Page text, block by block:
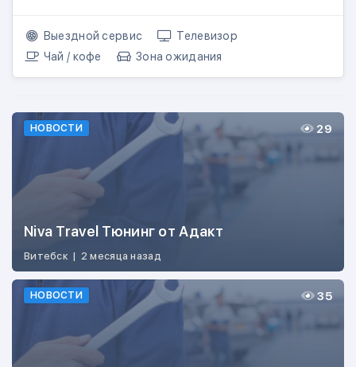
Выездной сервис
Телевизор
Чай / кофе
Зона ожидания
НОВОСТИ
Niva Travel Тюнинг от Адакт
Витебск | 2 месяца назад
29
НОВОСТИ 35